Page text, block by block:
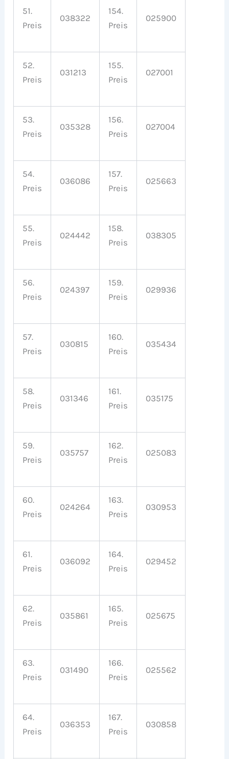
51.
Preis
038322
154.
Preis
025900
52.
Preis
031213
155.
Preis
027001
53.
Preis
035328
156.
Preis
027004
54.
Preis
036086
157.
Preis
025663
55.
Preis
024442
158.
Preis
038305
56.
Preis
024397
159.
Preis
029936
57.
Preis
030815
160.
Preis
035434
58.
Preis
031346
161.
Preis
035175
59.
Preis
035757
162.
Preis
025083
60.
Preis
024264
163.
Preis
030953
61.
Preis
036092
164.
Preis
029452
62.
Preis
035861
165.
Preis
025675
63.
Preis
031490
166.
Preis
025562
64.
Preis
036353
167.
Preis
030858